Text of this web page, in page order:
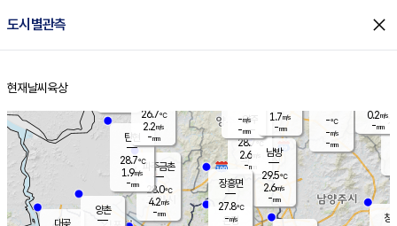
도시별관측 close
홈
현재날씨 육상
양주
28.7℃
2.6
-mm
파주금촌
28.0℃
4.2m/s
-mm
-℃
-m/s
-mm
대곶
창
탄현
28.7℃
1.9m/s
-mm
0.2m/s
-mm
양촌
은평
남방
29.5℃
2.6m/s
-mm
장흥면
27.8℃
-m/s
-m/s
-mm
26.7℃
2.2m/s
-mm
1.7m/s
-mm